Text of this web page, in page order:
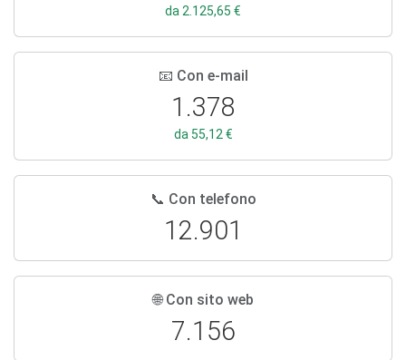
da 2.125,65 €
📧 Con e-mail
1.378
da 55,12 €
📞 Con telefono
12.901
🌐 Con sito web
7.156